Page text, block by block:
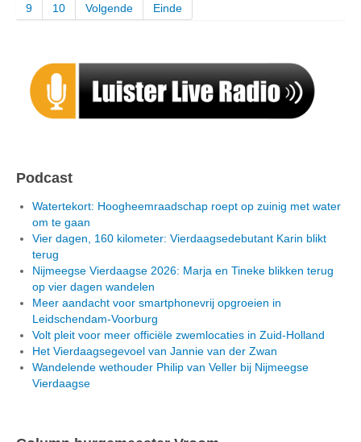
9
10 Volgende Einde
Podcast
Watertekort: Hoogheemraadschap roept op zuinig met water
om te gaan
Vier dagen, 160 kilometer: Vierdaagsedebutant Karin blikt
terug
Nijmeegse Vierdaagse 2026: Marja en Tineke blikken terug
op vier dagen wandelen
Meer aandacht voor smartphonevrij opgroeien in
Leidschendam-Voorburg
Volt pleit voor meer officiële zwemlocaties in Zuid-Holland
Het Vierdaagsegevoel van Jannie van der Zwan
Wandelende wethouder Philip van Veller bij Nijmeegse
Vierdaagse